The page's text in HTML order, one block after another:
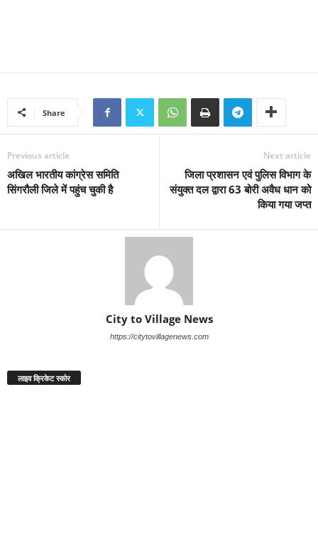
Share
Previous article
अखिल भारतीय कांग्रेस समिति
सिंगरौली जिले में पहुंच चुकी है
Next article
जिला प्रशासन एवं पुलिस विभाग के
संयुक्त दल द्वारा 63 बोरी अवैध धान को
किया गया जप्त
City to Village News
https://citytovillagenews.com
लाइव क्रिकेट स्कोर